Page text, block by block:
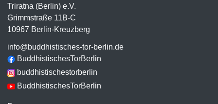
Triratna (Berlin) e.V.
Grimmstraße 11B-C
10967 Berlin-Kreuzberg
info@buddhistisches-tor-berlin.de
BuddhistischesTorBerlin
buddhistischestorberlin
BuddhistischesTorBerlin